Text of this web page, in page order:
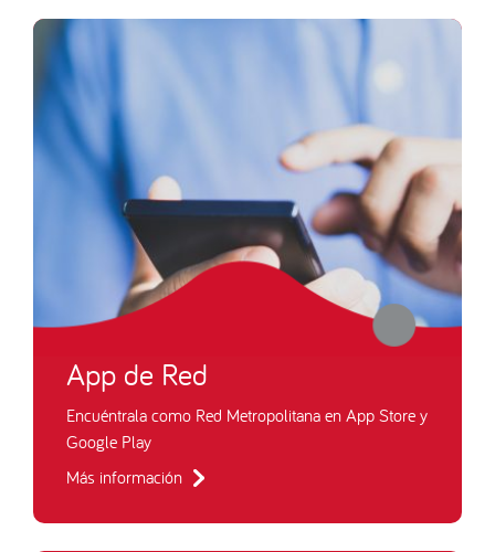
App de Red
Encuéntrala como Red Metropolitana en App Store y
Google Play
Más información